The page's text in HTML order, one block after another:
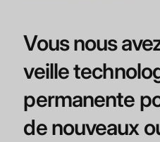
Vous nous
veille
permanente
de nouveaux